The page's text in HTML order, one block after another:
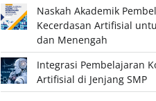
Naskah Akademik
Kecerdasan Artifisial
dan Menengah
Integrasi Pembelajaran
Artifisial di Jenjang SMP